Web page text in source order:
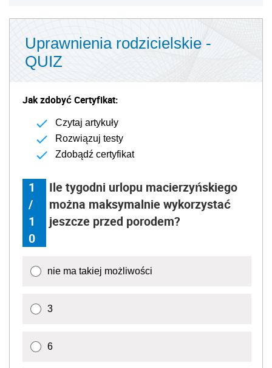
Uprawnienia rodzicielskie -
QUIZ
Jak zdobyć Certyfikat:
Czytaj artykuły
Rozwiązuj testy
Zdobądź certyfikat
1
/
1
0
Ile tygodni urlopu macierzyńskiego
można maksymalnie wykorzystać
jeszcze przed porodem?
nie ma takiej możliwości
3
6